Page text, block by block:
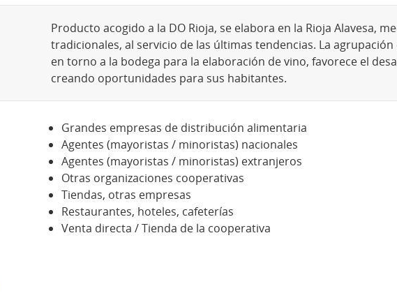
Producto acogido a la DO Rioja, se elabora en la Rioja Alavesa,
tradicionales, al servicio de las últimas tendencias. La
en torno a la bodega para la elaboración de vino, favorece el
creando oportunidades para sus habitantes.
Grandes empresas de distribución alimentaria
Agentes (mayoristas / minoristas) nacionales
Agentes (mayoristas / minoristas) extranjeros
Otras organizaciones cooperativas
Tiendas, otras empresas
Restaurantes, hoteles, cafeterías
Venta directa / Tienda de la cooperativa